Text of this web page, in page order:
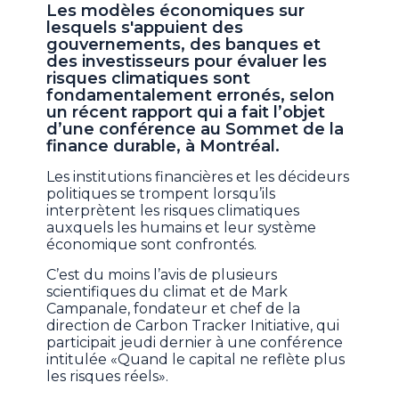
Les modèles économiques sur
lesquels s'appuient des
gouvernements, des banques et
des investisseurs pour évaluer les
risques climatiques sont
fondamentalement erronés, selon
un récent rapport qui a fait l’objet
d’une conférence au Sommet de la
finance durable, à Montréal.
Les institutions financières et les décideurs
politiques se trompent lorsqu’ils
interprètent les risques climatiques
auxquels les humains et leur système
économique sont confrontés.
C’est du moins l’avis de plusieurs
scientifiques du climat et de Mark
Campanale, fondateur et chef de la
direction de Carbon Tracker Initiative, qui
participait jeudi dernier à une conférence
intitulée «Quand le capital ne reflète plus
les risques réels».